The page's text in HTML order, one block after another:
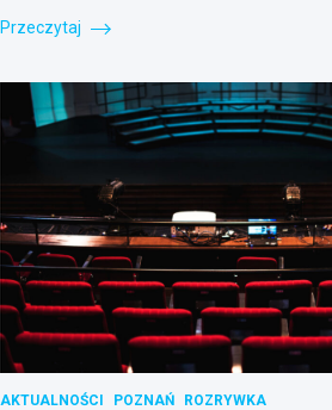
Przeczytaj
AKTUALNOŚCI POZNAŃ ROZRYWKA